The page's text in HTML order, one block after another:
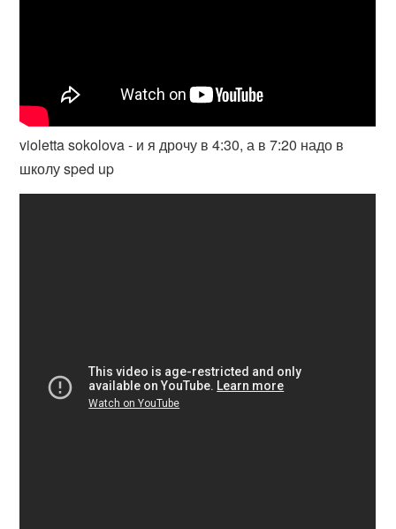
violetta sokolova - и я дрочу в 4:30, а в 7:20 надо в
школу sped up